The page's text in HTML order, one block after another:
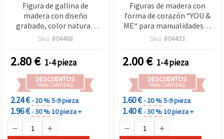
Figura de gallina de
madera con diseño
grabado, color natural,
153x141x20 mm - 1 pieza
decoración
Sku: 804468
2.80€ 1-4 pieza
DESCUENTOS
PARA CANTIDAD
2.24 €- 20 %5-9 pieza
1.96 €- 30 %10 pieza +
Figuras de madera con
forma de corazón “YOU &
ME“ para manualidades, 5
x 5 x 4 mm – Pack de 6
Sku: 804433
2.00€ 1-4 pieza
DESCUENTOS
PARA CANTIDAD
1.60 €- 20 %5-9 pieza
1.40 €- 30 %10 pieza +